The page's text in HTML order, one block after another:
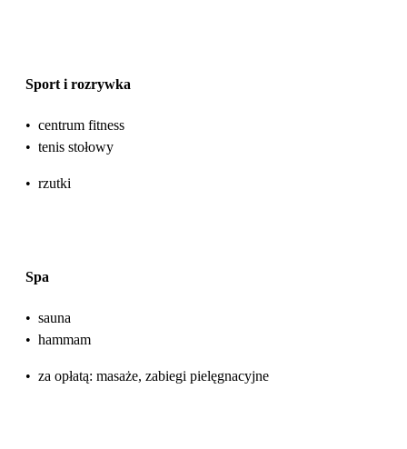
Sport i rozrywka
• centrum fitness
• tenis stołowy
• rzutki
Spa
• sauna
• hammam
• za opłatą: masaże, zabiegi pielęgnacyjne